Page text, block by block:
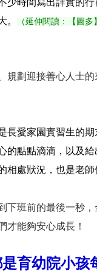
。
（延伸閱讀：【圖
規劃迎接善心人士
長愛家園實習生的
的點點滴滴，以及
相處狀況，也是老師
下班前的最後一秒
才能夠安心成長！
育幼院小孩